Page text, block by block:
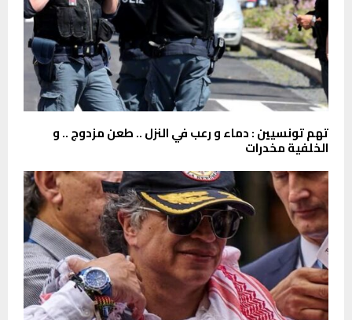
تهم تونسيين : دماء و رعب في النزل .. طعن مزدوج .. و
الخلفية مخدرات